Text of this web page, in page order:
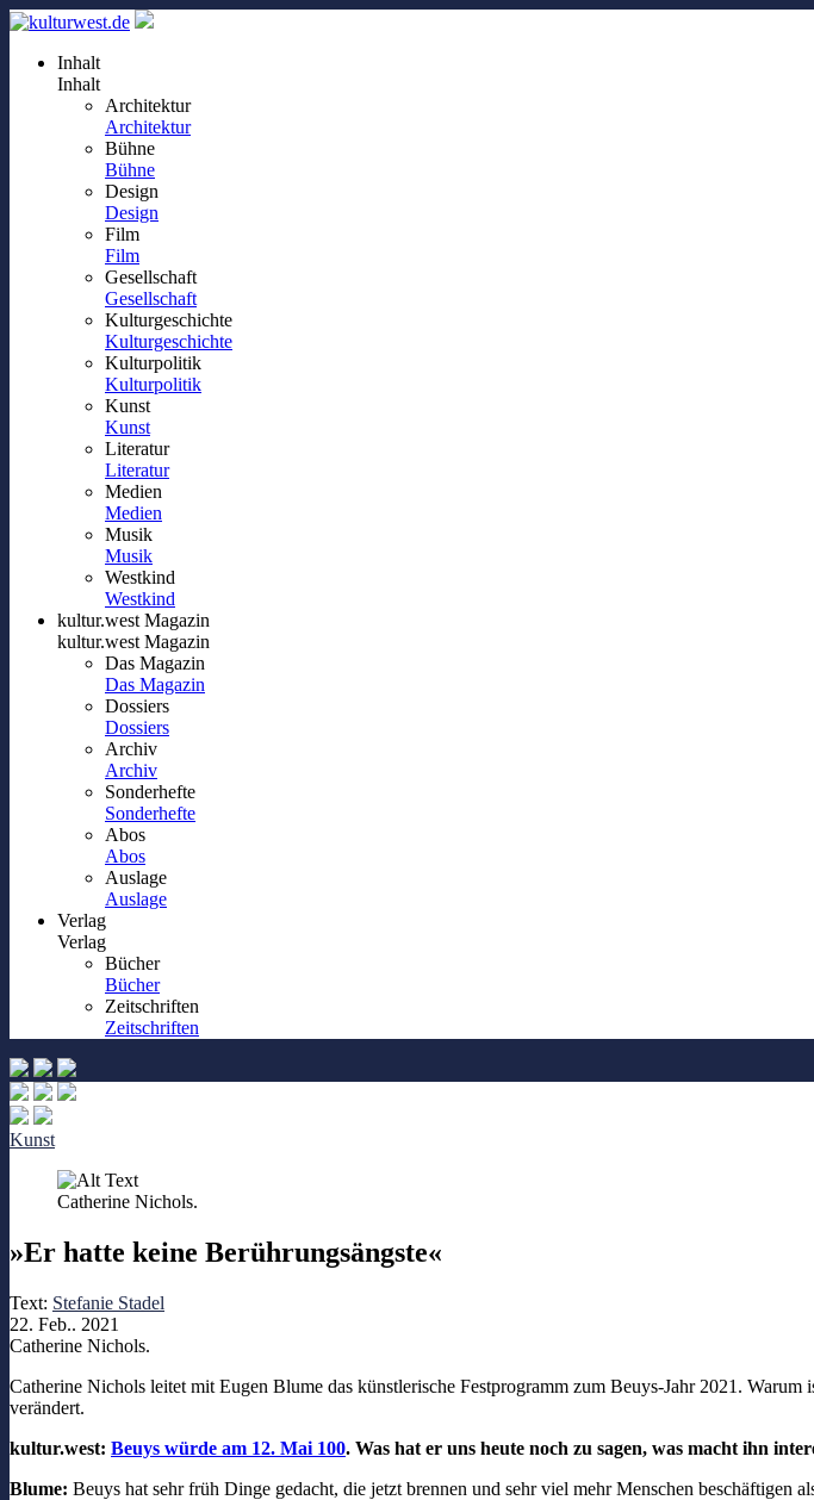
Inhalt
Inhalt
Architektur
Architektur
Bühne
Bühne
Design
Design
Film
Film
Gesellschaft
Gesellschaft
Kulturgeschichte
Kulturgeschichte
Kulturpolitik
Kulturpolitik
Kunst
Kunst
Literatur
Literatur
Medien
Medien
Musik
Musik
Westkind
Westkind
kultur.west Magazin
kultur.west Magazin
Das Magazin
Das Magazin
Dossiers
Dossiers
Archiv
Archiv
Sonderhefte
Sonderhefte
Abos
Abos
Auslage
Auslage
Verlag
Verlag
Bücher
Bücher
Zeitschriften
Zeitschriften
Kunst
Catherine Nichols.
»Er hatte keine Berührungsängste«
Text: Stefanie Stadel
22. Feb.. 2021
Catherine Nichols.
Catherine Nichols leitet mit Eugen Blume das künstlerische Festprogramm zum Beuys-Jahr 2021.
verändert.
kultur.west: Beuys würde am 12. Mai 100. Was hat er uns heute noch zu sagen, was macht ihn
Blume: Beuys hat sehr früh Dinge gedacht, die jetzt brennen und sehr viel mehr Menschen beschäftigen